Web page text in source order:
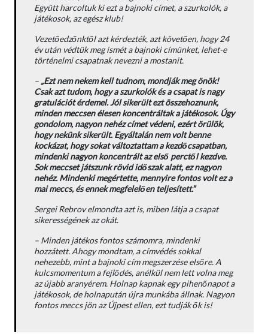
Együtt harcoltuk ki ezt a bajnoki címet, a szurkolók, a
játékosok, az egész klub!
Vezetőedzőnktől azt kérdezték, azt követően, hogy 24
év után védtük meg ismét a bajnoki címünket, lehet-e
történelmi csapatnak nevezni a mostanit.
– „Ezt nem nekem kell tudnom, mondják meg önök!
Csak azt tudom, hogy a szurkolók és a csapat is nagy
gratulációt érdemel. Jól sikerült ezt összehoznunk,
minden meccsen élesen koncentráltak a játékosok. Úgy
gondolom, nagyon nehéz címet védeni, ezért örülök,
hogy nekünk sikerült. Egyáltalán nem volt benne
kockázat, hogy sokat változtattam a kezdőcsapatban,
mindenki nagyon koncentrált az első perctől kezdve.
Sok meccset játszunk rövid időszak alatt, ez nagyon
nehéz. Mindenki megértette, mennyire fontos volt ez a
mai meccs, és ennek megfelelően teljesített.”
Sergei Rebrov elmondta azt is, miben látja a csapat
sikerességének az okát.
– Minden játékos fontos számomra, mindenki
hozzátett. Ahogy mondtam, a címvédés sokkal
nehezebb, mint a bajnoki cím megszerzése elsőre. A
kulcsmomentum a fejlődés, anélkül nem lett volna meg
az újabb aranyérem. Holnap kapnak egy pihenőnapot a
játékosok, de holnapután újra munkába állnak. Nagyon
fontos meccs jön az Újpest ellen, ezt tudják ők is!